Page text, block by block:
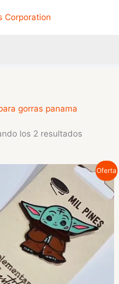
gorras panama
los 2 resultados
Oferta